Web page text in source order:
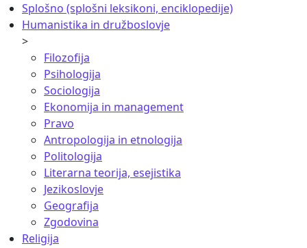
Splošno (splošni leksikoni, enciklopedije)
Humanistika in družboslovje
>
Filozofija
Psihologija
Sociologija
Ekonomija in management
Pravo
Antropologija in etnologija
Politologija
Literarna teorija, esejistika
Jezikoslovje
Geografija
Zgodovina
Religija